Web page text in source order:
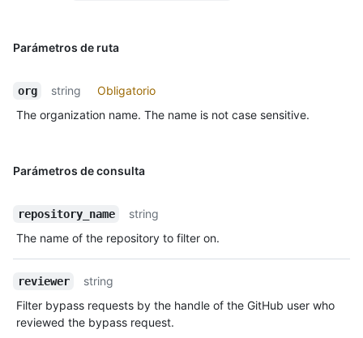
Parámetros de ruta
org string
Obligatorio
The organization name. The name is not case sensitive.
Parámetros de consulta
repository_name
string
The name of the repository to filter on.
reviewer
string
Filter bypass requests by the handle of the GitHub user who
reviewed the bypass request.